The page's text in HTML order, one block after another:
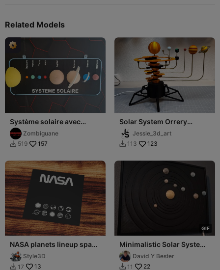
Related Models
Système solaire avec
planètes amovibles -
Puzzle éducatif
Zombiguane
 519 157
Solar System Orrery
Building kit!
Jessie_3d_art
 113 123
NASA planets lineup space
fan artStyle3D
 17 13
GIF
Minimalistic Solar System
Wall ArtDavid Y Bester
 11 22